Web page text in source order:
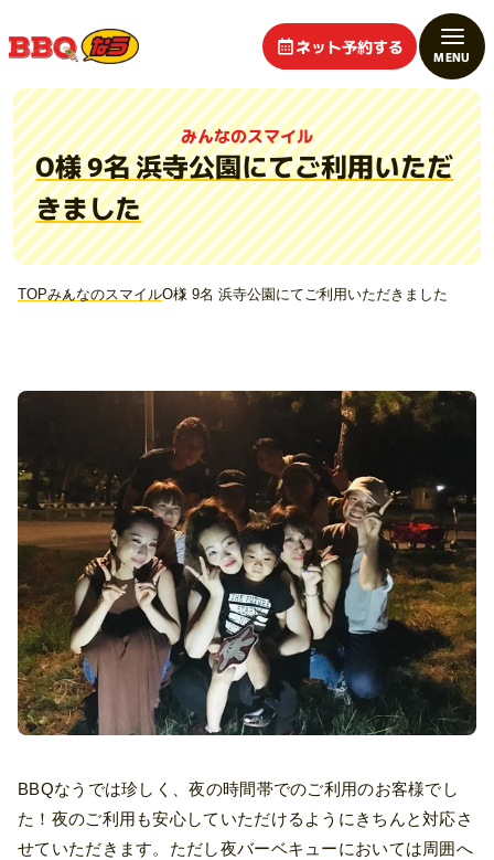
ネット予約する
みんなのスマイル
O様 9名 浜寺公園にてご利用いただ
きました
TOPみんなのスマイルO様 9名 浜寺公園にてご利用いただきました
BBQなうでは珍しく、夜の時間帯でのご利用のお客様でし
た！夜のご利用も安心していただけるようにきちんと対応さ
せていただきます。ただし夜バーベキューにおいては周囲へ